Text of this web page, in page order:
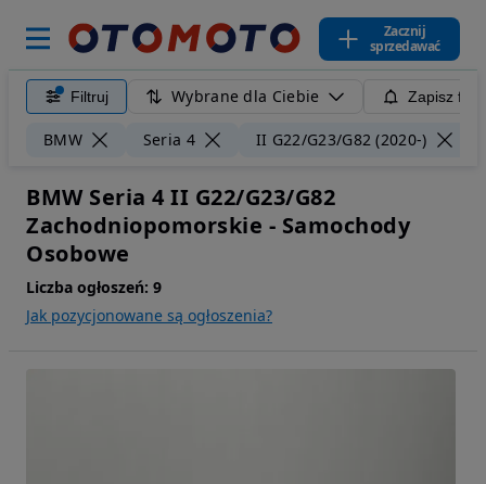
Zacznij
sprzedawać
Filtruj Wybrane dla Ciebie Zapisz
BMW Seria 4 II G22/G23/G82 (2020-)
BMW Seria 4 II G22/G23/G82
Zachodniopomorskie - Samochody
Osobowe
Liczba ogłoszeń: 9
Jak pozycjonowane są ogłoszenia?